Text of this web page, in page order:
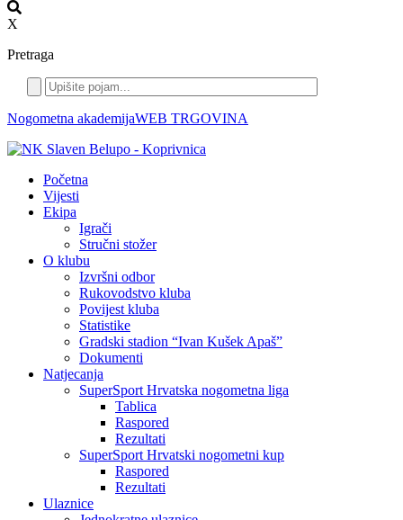
X
Pretraga
Nogometna akademijaWEB TRGOVINA
Početna
Vijesti
Ekipa
Igrači
Stručni stožer
O klubu
Izvršni odbor
Rukovodstvo kluba
Povijest kluba
Statistike
Gradski stadion “Ivan Kušek Apaš”
Dokumenti
Natjecanja
SuperSport Hrvatska nogometna liga
Tablica
Raspored
Rezultati
SuperSport Hrvatski nogometni kup
Raspored
Rezultati
Ulaznice